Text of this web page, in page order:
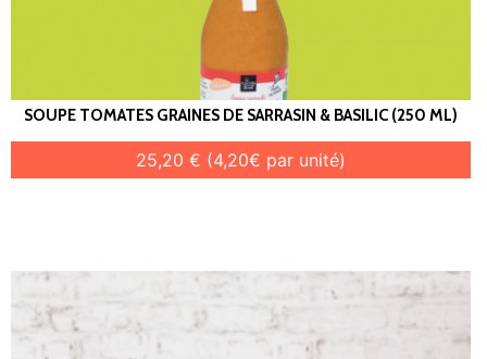
SOUPE TOMATES GRAINES DE SARRASIN & BASILIC (250 ML)
25,20 € (4,20€ par unité)